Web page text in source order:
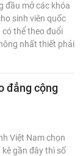
đầu mở các khóa
sinh viên quốc
có thể theo đuổi
nhất thiết phải
đẳng cộng
Việt Nam chọn
gần đây thì số